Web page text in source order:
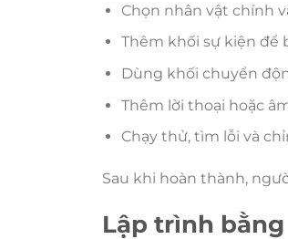
Chọn nhân vật chính
Thêm khối sự kiện để
Dùng khối chuyển
Thêm lời thoại hoặc
Chạy thử, tìm lỗi và
Sau khi hoàn thành,
Lập trình